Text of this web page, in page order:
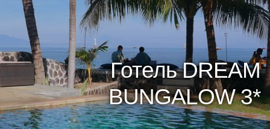
Готель DREAM
BUNGALOW 3*